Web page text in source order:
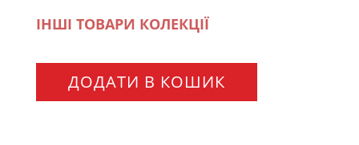
ІНШІ ТОВАРИ КОЛЕКЦІЇ
ДОДАТИ В КОШИК